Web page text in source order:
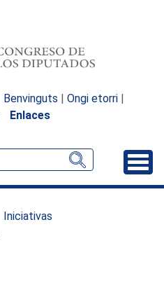
Benvinguts | Ongi etorri |
Enlaces
Iniciativas